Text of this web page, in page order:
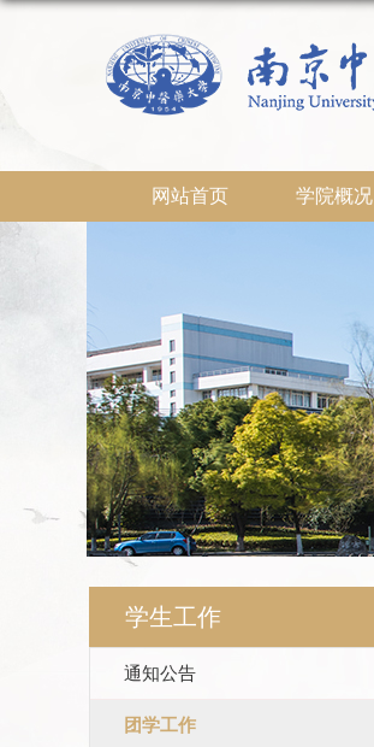
网站首页 学院概况
学生工作
通知公告
团学工作